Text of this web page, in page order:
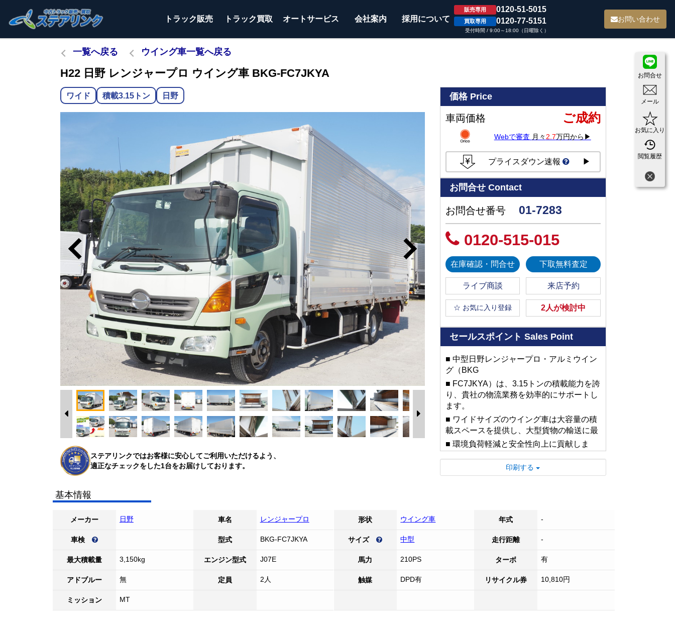
トラック販売 トラック買取 オートサービス 会社案内 採用について
販売専用 0120-51-5015
買取専用 0120-77-5151
受付時間 / 9:00～18:00（日曜除く）
お問い合わせ
お問合せ
メール
お気に入り
閲覧履歴
一覧へ戻る ウイング車一覧へ戻る
H22 日野 レンジャープロ ウイング車 BKG-FC7JKYA
ワイド 積載3.15トン 日野
ステアリンクではお客様に安心してご利用いただけるよう、
適正なチェックをした1台をお届けしております。
価格Price
車両価格 ご成約
Webで審査 月々 2.7万円から▶
プライスダウン速報 ▶
お問合せ Contact
お問合せ番号 01-7283
0120-515-015
在庫確認・問合せ 下取無料査定
ライブ商談 来店予約
☆ お気に入り登録 2人が検討中
セールスポイント Sales Point
■ 中型日野レンジャープロ・アルミウイン
グ（BKG
■ FC7JKYA）は、3.15トンの積載能力を誇
り、貴社の物流業務を効率的にサポートし
ます。
■ ワイドサイズのウイング車は大容量の積
載スペースを提供し、大型貨物の輸送に最
■ 環境負荷軽減と安全性向上に貢献しま
■ 日野の排ガス規制NOX適合車両で、最新
おり、運転中の快適性と安全性が確保され
■ 来店不要の便利なライブ商談や出張商談
■ 各種オプションも承っております。お気
軽にご相談ください。
印刷する
基本情報
メーカー 日野 車名 レンジャープロ 形状 ウイング車 年式 -
車検 型式 BKG-FC7JKYA サイズ 中型 走行距離 -
最大積載量 3,150kg エンジン型式 J07E 馬力 210PS ターボ 有
アドブルー 無 定員 2人 触媒 DPD有 リサイクル券 10,810円
ミッション MT